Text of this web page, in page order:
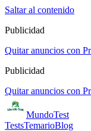
Saltar al contenido
Publicidad
Quitar anuncios con
Publicidad
Quitar anuncios con
MundoTest
TestsTemarioBlog